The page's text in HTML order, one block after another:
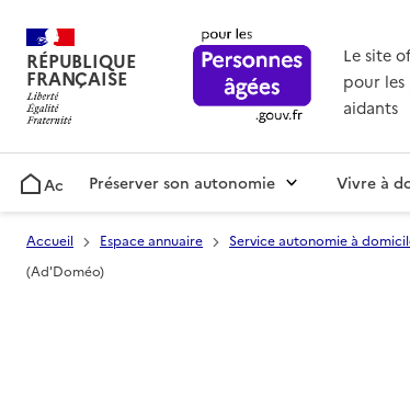
RÉPUBLIQUE
FRANÇAISE
Le site
pour les
aidants
AccueilPréserver son autonomie Vivre à
Accueil Espace annuaire Service autonomie à
(Ad'Doméo)